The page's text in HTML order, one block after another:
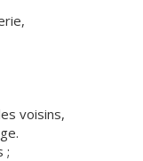
voisins,
;